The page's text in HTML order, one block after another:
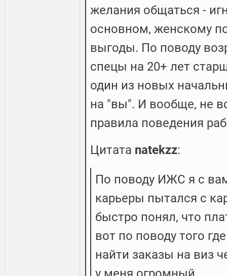
желания общаться -
основном, женскому
выгоды. По поводу
спецы на 20+ лет
один из новых
на "вы". И вообще, не
правила поведения
Цитата natekzz:
По поводу ИЖС я с
карьеры пытался с
быстро понял, что
вот по поводу того
найти заказы на виз